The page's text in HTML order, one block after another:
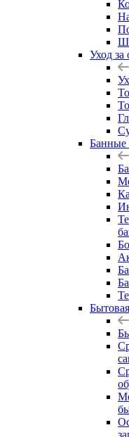
Уход
Банные